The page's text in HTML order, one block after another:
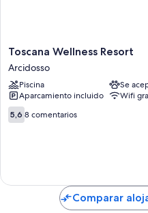
Toscana
Wellness
Resort
Arcidosso
Toscana Wellness Resort
Arcidosso
Piscina
Se
Aparcamiento incluido
Wifi
5.6
sobre
5,6 8 comentarios
Comparar